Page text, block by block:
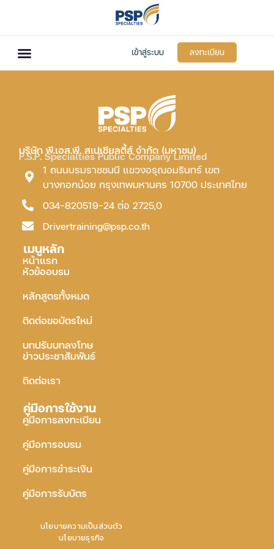
เข้าสู่ระบบ ลงทะเบียน
บริษัท พี.เอส.พี. สเปเชียลตี้ส์ จำกัด (มหาชน)
P.S.P. Specialties Public Company Limited
1 ถนนบรมราชชนนี แขวงอรุณอมรินทร์ เขต
บางกอกน้อย กรุงเทพมหานคร 10700 ประเทศไทย
034-820519-24 ต่อ 2725,0
Drivertraining@psp.co.th
เมนูหลัก
หน้าแรก
หัวข้ออบรม
หลักสูตรทั้งหมด
ติดต่อขอบัตรใหม่
บทปรับบทลงโทษ
ข่าวประชาสัมพันธ์
ติดต่อเรา
คู่มือการใช้งาน
คู่มือการลงทะเบียน
คู่มือการอบรม
คู่มือการชำระเงิน
คู่มือการรับบัตร
นโยบายความเป็นส่วนตัว
นโยบายธุรกิจ